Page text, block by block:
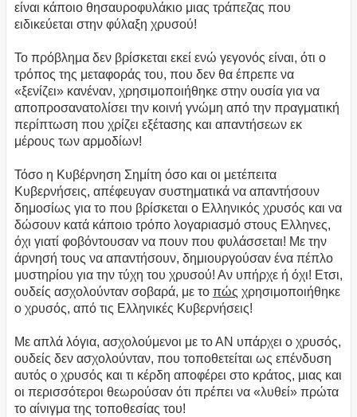
είναι κάποιο θησαυροφυλάκιο μιας τράπεζας που
ειδικεύεται στην φύλαξη χρυσού!
Το πρόβλημα δεν βρίσκεται εκεί ενώ γεγονός είναι, ότι ο
τρόπος της μεταφοράς του, που δεν θα έπρεπε να
«ξενίζει» κανέναν, χρησιμοποιήθηκε στην ουσία για να
αποπροσανατολίσει την κοινή γνώμη από την πραγματική
περίπτωση που χρίζει εξέτασης και απαντήσεων εκ
μέρους των αρμοδίων!
Τόσο η Κυβέρνηση Σημίτη όσο και οι μετέπειτα
Κυβερνήσεις, απέφευγαν συστηματικά να απαντήσουν
δημοσίως για το που βρίσκεται ο Ελληνικός χρυσός και να
δώσουν κατά κάποιο τρόπο λογαριασμό στους Ελληνες,
όχι γιατί φοβόντουσαν να πουν που φυλάσσεται! Με την
άρνησή τους να απαντήσουν, δημιουργούσαν ένα πέπλο
μυστηρίου για την τύχη του χρυσού! Αν υπήρχε ή όχι! Ετσι,
ουδείς ασχολούνταν σοβαρά, με το πώς χρησιμοποιήθηκε
ο χρυσός, από τις Ελληνικές Κυβερνήσεις!
Με απλά λόγια, ασχολούμενοι με το ΑΝ υπάρχει ο χρυσός,
ουδείς δεν ασχολούνταν, που τοποθετείται ως επένδυση
αυτός ο χρυσός και τι κέρδη αποφέρει στο κράτος, μιας και
οι περισσότεροι θεωρούσαν ότι πρέπει να «λυθεί» πρώτα
το αίνιγμα της τοποθεσίας του!